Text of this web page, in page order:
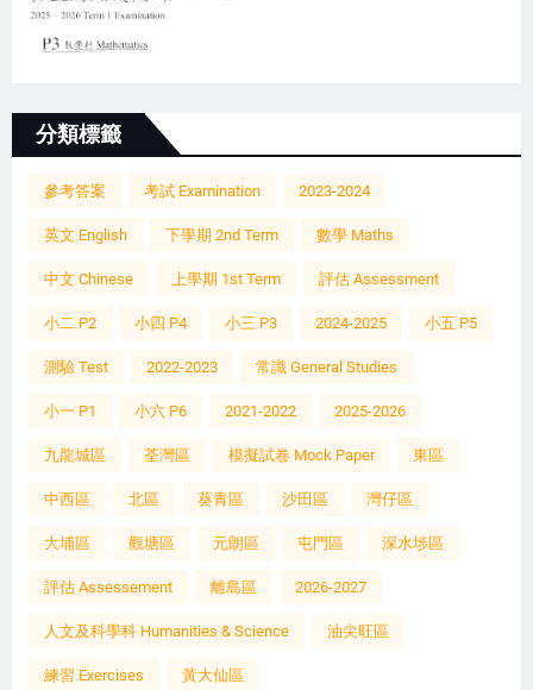
分類標籤
參考答案 考試 Examination 2023-2024
英文 English 下學期 2nd Term 數學 Maths
中文 Chinese 上學期 1st Term 評估 Assessment
小二 P2 小四 P4 小三 P3 2024-2025 小五 P5
測驗 Test 2022-2023 常識 General Studies
小一 P1 小六 P6 2021-2022 2025-2026
九龍城區 荃灣區 模擬試卷 Mock Paper 東區
中西區 北區 葵青區 沙田區 灣仔區
大埔區 觀塘區 元朗區 屯門區 深水埗區
評估 Assessement 離島區 2026-2027
人文及科學科 Humanities & Science 油尖旺區
練習 Exercises 黃大仙區